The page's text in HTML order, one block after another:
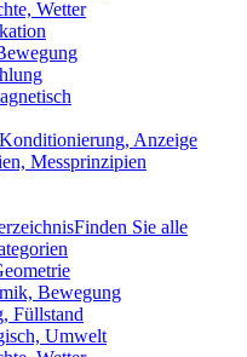
Wetter
Anzeige
Messprinzipien
Finden Sie alle
Bewegung
Füllstand
Umwelt